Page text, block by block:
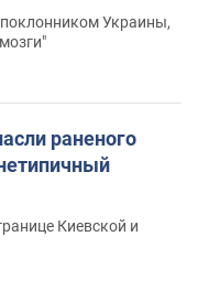
Украины,
раненого
Киевской и